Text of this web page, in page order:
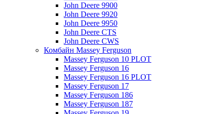
John Deere 9900
John Deere 9920
John Deere 9950
John Deere CTS
John Deere CWS
Комбайн Massey Ferguson
Massey Ferguson 10 PLOT
Massey Ferguson 16
Massey Ferguson 16 PLOT
Massey Ferguson 17
Massey Ferguson 186
Massey Ferguson 187